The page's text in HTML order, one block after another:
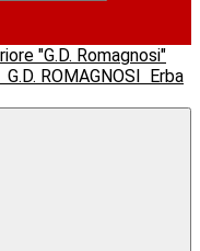
G.D. ROMAGNOSI
Erba